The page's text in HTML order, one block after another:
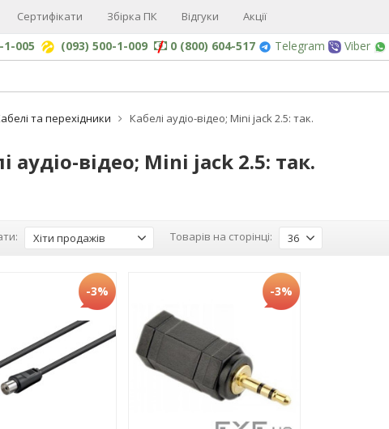
Сертифікати Збірка ПК Відгуки Акції
1-005 (093) 500-1-009 0 (800) 604-517 Telegram Viber
та перехідники Кабелі аудіо-відео; Mini jack 2.5: так.
аудіо-відео; Mini jack 2.5: так.
Хіти продажів Товарів на сторінці: 36
-3% -3%